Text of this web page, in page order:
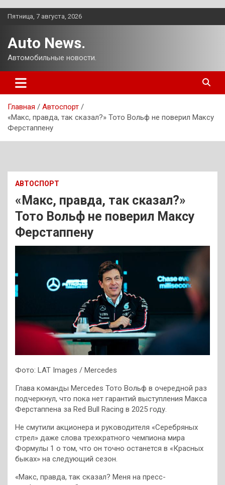
Перейти
Пятница, 7 августа, 2026
Auto News.
Автомобильные новости.
Главная
Автоспорт
«Макс, правда, так сказал?» Тото Вольф не поверил Максу
Ферстаппену
АВТОСПОРТ
«Макс, правда, так сказал?»
Тото Вольф не поверил Максу
Ферстаппену
Фото: LAT Images / Mercedes
Глава команды Mercedes Тото Вольф в очередной раз
подчеркнул, что пока нет гарантий выступления Макса
Ферстаппена за Red Bull Racing в 2025 году.
Не смутили акционера и руководителя «Серебряных
стрел» даже слова трехкратного чемпиона мира
Формулы 1 о том, что он точно останется в «Красных
быках» на следующий сезон.
«Макс, правда, так сказал? Меня на пресс-